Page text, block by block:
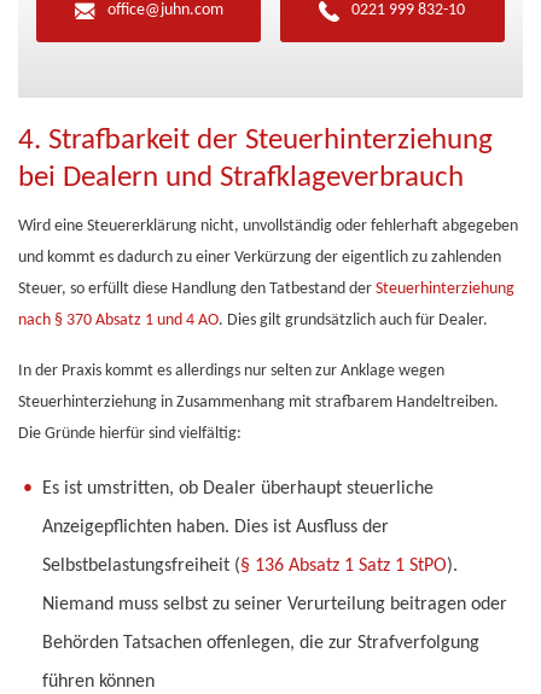
office@juhn.com 0221 999 832-10
4. Strafbarkeit der Steuerhinterziehung
bei Dealern und Strafklageverbrauch
Wird eine Steuererklärung nicht, unvollständig oder fehlerhaft abgegeben
und kommt es dadurch zu einer Verkürzung der eigentlich zu zahlenden
Steuer, so erfüllt diese Handlung den Tatbestand der Steuerhinterziehung
nach § 370 Absatz 1 und 4 AO. Dies gilt grundsätzlich auch für Dealer.
In der Praxis kommt es allerdings nur selten zur Anklage wegen
Steuerhinterziehung in Zusammenhang mit strafbarem Handeltreiben.
Die Gründe hierfür sind vielfältig:
Es ist umstritten, ob Dealer überhaupt steuerliche
Anzeigepflichten haben. Dies ist Ausfluss der
Selbstbelastungsfreiheit (§ 136 Absatz 1 Satz 1 StPO).
Niemand muss selbst zu seiner Verurteilung beitragen oder
Behörden Tatsachen offenlegen, die zur Strafverfolgung
führen können